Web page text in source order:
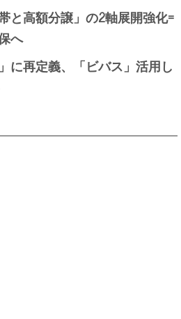
と高額分譲」の2軸展開強化=
へ
に再定義、「ビバス」活用し